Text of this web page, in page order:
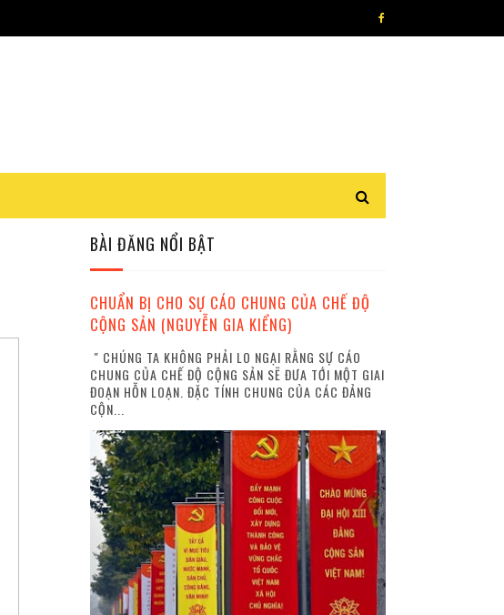
BÀI ĐĂNG NỔI BẬT
CHUẨN BỊ CHO SỰ CÁO CHUNG CỦA CHẾ ĐỘ
CỘNG SẢN (NGUYỄN GIA KIỂNG)
" CHÚNG TA KHÔNG PHẢI LO NGẠI RẰNG SỰ CÁO
CHUNG CỦA CHẾ ĐỘ CỘNG SẢN SẼ ĐƯA TỚI MỘT GIAI
ĐOẠN HỖN LOẠN. ĐẶC TÍNH CHUNG CỦA CÁC ĐẢNG
CỘN...